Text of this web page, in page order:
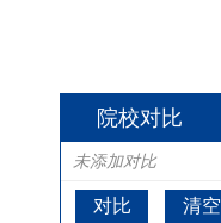
院校对比
未添加对比
对比 清空